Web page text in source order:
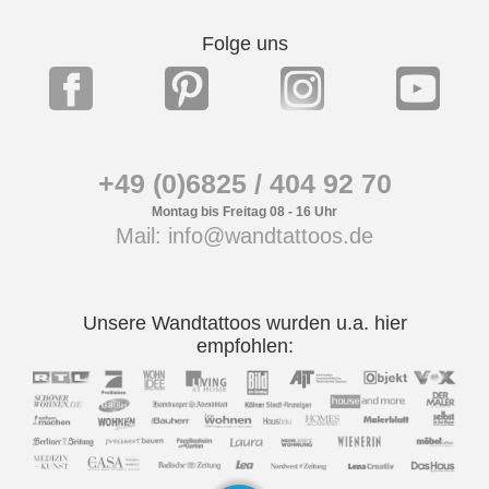
Folge uns
+49 (0)6825 / 404 92 70
Montag bis Freitag 08 - 16 Uhr
Mail: info@wandtattoos.de
Unsere Wandtattoos wurden u.a. hier
empfohlen: